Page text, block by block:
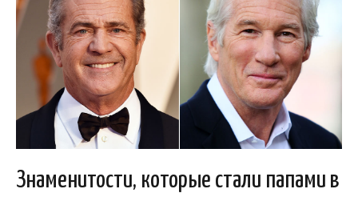
Знаменитости, которые стали папами в